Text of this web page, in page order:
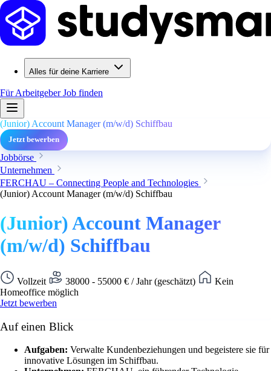
Alles für deine Karriere
Für ArbeitgeberJob finden
(Junior) Account Manager (m/w/d) Schiffbau
Jetzt bewerben
Jobbörse
Unternehmen
FERCHAU – Connecting People and Technologies
(Junior) Account Manager (m/w/d) Schiffbau
(Junior) Account Manager
(m/w/d) Schiffbau
Vollzeit 38000 - 55000 € / Jahr (geschätzt)
Kein
Homeoffice möglich
Jetzt bewerben
Auf einen Blick
Aufgaben: Verwalte Kundenbeziehungen und begeistere sie für
innovative Lösungen im Schiffbau.